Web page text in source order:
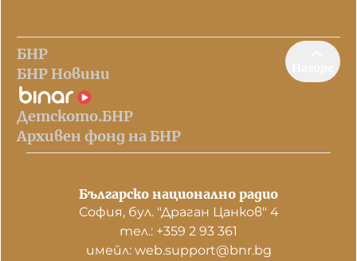
БНР
БНР Новини
Детското.БНР
Архивен фонд на БНР
Българско национално радио
София, бул. "Драган Цанков" 4
тел.: +359 2 93 361
имейл: web.support@bnr.bg